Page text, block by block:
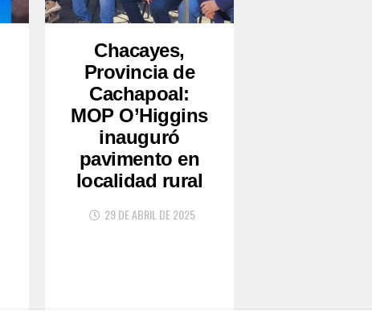
Chacayes,
Provincia de
Cachapoal:
MOP O’Higgins
inauguró
pavimento en
localidad rural
29 DE ABRIL DE 2025